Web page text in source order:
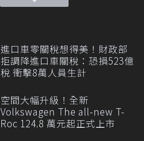
進口車零關稅想得美！財政部
拒調降進口車關稅：恐損523億
稅 衝擊8萬人員生計
空間大幅升級！全新
Volkswagen The all-new T-
Roc 124.8 萬元起正式上市